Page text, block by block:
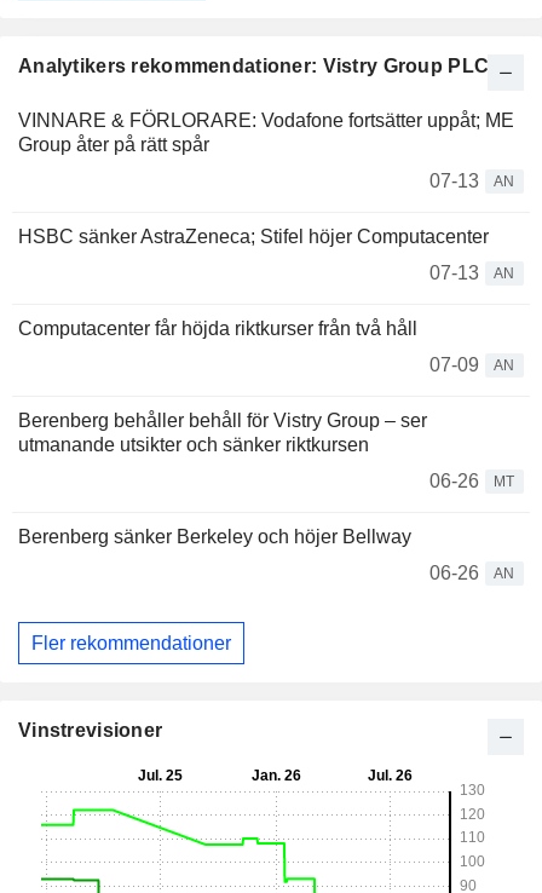
Analytikers rekommendationer: Vistry Group PLC
VINNARE & FÖRLORARE: Vodafone fortsätter uppåt; ME
Group åter på rätt spår
07-13
AN
HSBC sänker AstraZeneca; Stifel höjer Computacenter
07-13
AN
Computacenter får höjda riktkurser från två håll
07-09
AN
Berenberg behåller behåll för Vistry Group – ser
utmanande utsikter och sänker riktkursen
06-26
MT
Berenberg sänker Berkeley och höjer Bellway
06-26
AN
Fler rekommendationer
Vinstrevisioner